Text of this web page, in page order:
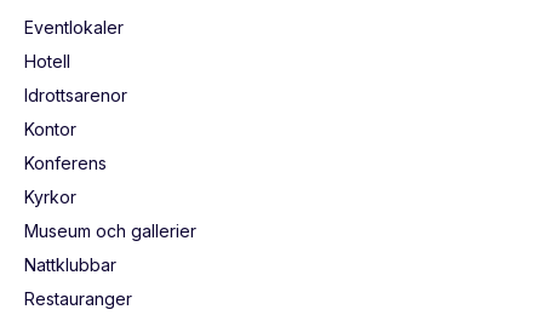
Eventlokaler
Hotell
Idrottsarenor
Kontor
Konferens
Kyrkor
Museum och gallerier
Nattklubbar
Restauranger